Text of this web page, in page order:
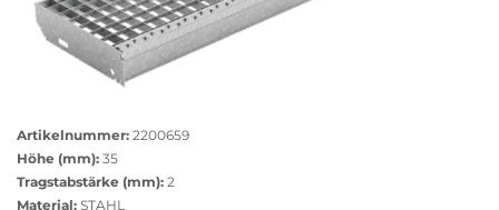
anzeigen
Artikelnummer: 2200659
Höhe (mm): 35
Tragstabstärke (mm): 2
Material: STAHL